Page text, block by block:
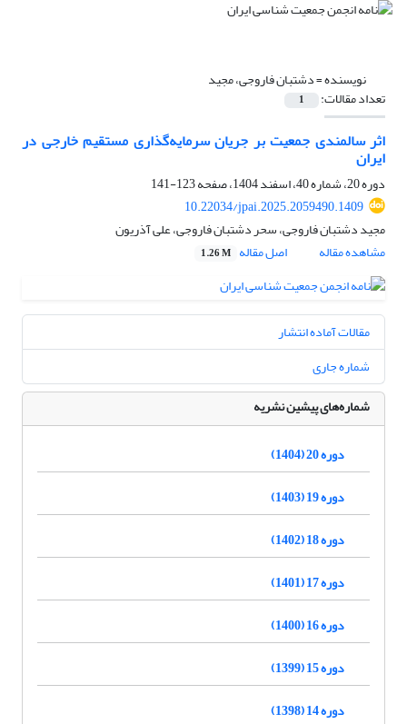
نویسنده =دشتبان فاروجی، مجید
تعداد مقالات: 1
اثر سالمندی جمعیت بر جریان سرمایه‌گذاری مستقیم خارجی در
ایران
دوره 20، شماره 40، اسفند 1404، صفحه
123-141
10.22034/jpai.2025.2059490.1409
مجید دشتبان فاروجی، سحر دشتبان فاروجی، علی آذریون
مشاهده مقاله
اصل مقاله 1.26 M
مقالات آماده انتشار
شماره جاری
شماره‌های پیشین نشریه
دوره 20 (1404)
دوره 19 (1403)
دوره 18 (1402)
دوره 17 (1401)
دوره 16 (1400)
دوره 15 (1399)
دوره 14 (1398)